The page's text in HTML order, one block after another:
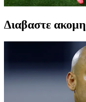
Διαβαστε ακομη